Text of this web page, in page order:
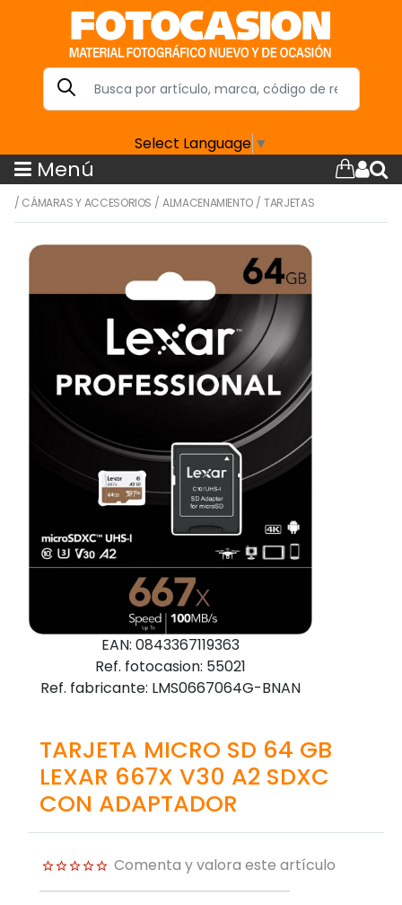
Select Language ▼
Menú
/ CÁMARAS Y ACCESORIOS /ALMACENAMIENTO /TARJETAS
EAN: 0843367119363
Ref. fotocasion: 55021
Ref. fabricante: LMS0667064G-BNAN
TARJETA MICRO SD 64 GB
LEXAR 667X V30 A2 SDXC
CON ADAPTADOR
Comenta y valora este artículo